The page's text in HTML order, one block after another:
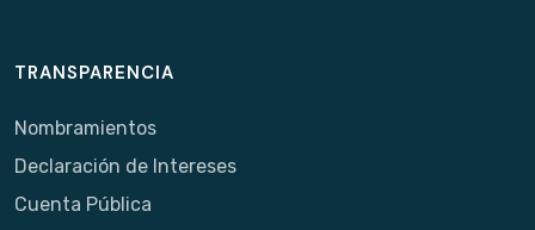
TRANSPARENCIA
Nombramientos
Declaración de Intereses
Cuenta Pública